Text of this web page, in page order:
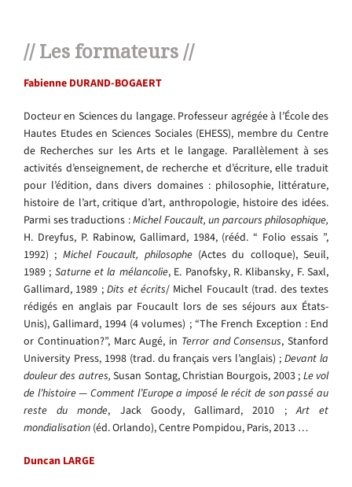
// Les formateurs //
Fabienne DURAND-BOGAERT
Docteur en Sciences du langage. Professeur agrégée à l’École des
Hautes Etudes en Sciences Sociales (EHESS), membre du Centre
de Recherches sur les Arts et le langage. Parallèlement à ses
activités d’enseignement, de recherche et d’écriture, elle traduit
pour l’édition, dans divers domaines : philosophie, littérature,
histoire de l’art, critique d’art, anthropologie, histoire des idées.
Parmi ses traductions :Michel Foucault, un parcours philosophique,
H. Dreyfus, P. Rabinow, Gallimard, 1984, (rééd. “ Folio essais ”,
1992) ; Michel Foucault, philosophe(Actes du colloque), Seuil,
1989 ; Saturne et la mélancolie, E. Panofsky, R. Klibansky, F. Saxl,
Gallimard, 1989 ;Dits et écrits/ Michel Foucault (trad. des textes
rédigés en anglais par Foucault lors de ses séjours aux États-
Unis), Gallimard, 1994 (4 volumes) ; “The French Exception : End
or Continuation?”, Marc Augé, in Terror and Consensus, Stanford
University Press, 1998 (trad. du français vers l’anglais) ;Devant la
douleur des autres,Susan Sontag, Christian Bourgois, 2003 ; Le vol
de l’histoire—Comment l’Europe a imposé le récit de son passé au
reste du monde, Jack Goody, Gallimard, 2010 ;Art et
mondialisation (éd. Orlando), Centre Pompidou, Paris, 2013 …
Duncan LARGE